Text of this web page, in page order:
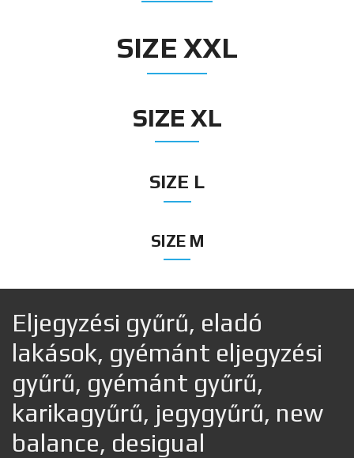
SIZE XXL
SIZE XL
SIZE L
SIZE M
Eljegyzési gyűrű, eladó
lakások, gyémánt eljegyzési
gyűrű, gyémánt gyűrű,
karikagyűrű, jegygyűrű, new
balance, desigual